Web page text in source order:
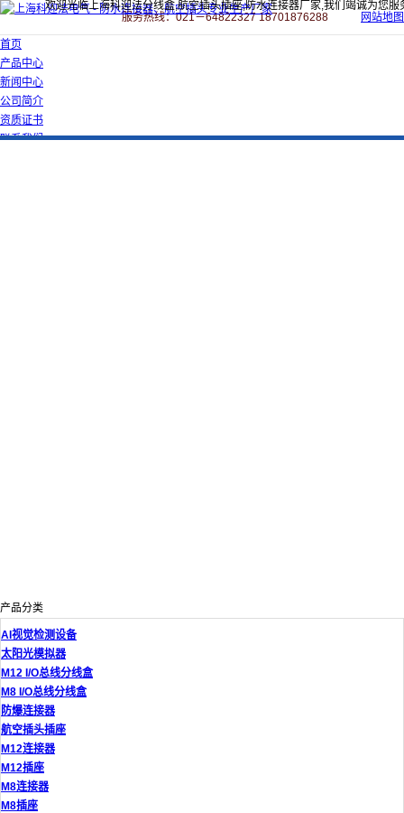
欢迎光临上海科迎法分线盒,航空插头插座,防水连接器厂家,我们竭诚为您服
服务热线：021－64822327 18701876288
网站地图
首页
产品中心
新闻中心
公司简介
资质证书
联系我们
产品分类
AI视觉检测设备
太阳光模拟器
M12 I/O总线分线盒
M8 I/O总线分线盒
防爆连接器
航空插头插座
M12连接器
M12插座
M8连接器
M8插座